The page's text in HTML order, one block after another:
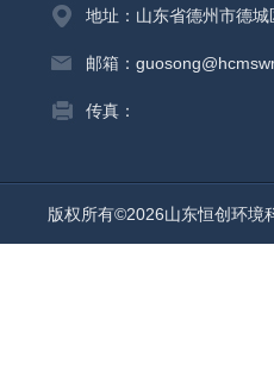
地址：山东省德州市德
邮箱：
传真：
版权所有©2026山东恒创环